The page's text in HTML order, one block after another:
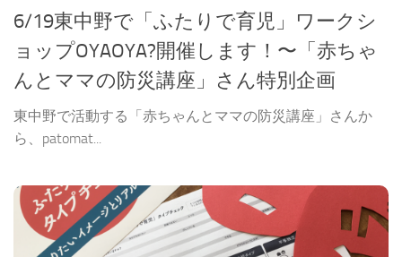
6/19東中野で「ふたりで育児」ワークシ
ョップOYAOYA?開催します！〜「赤ちゃ
んとママの防災講座」さん特別企画
東中野で活動する「赤ちゃんとママの防災講座」さんか
ら、patomat...